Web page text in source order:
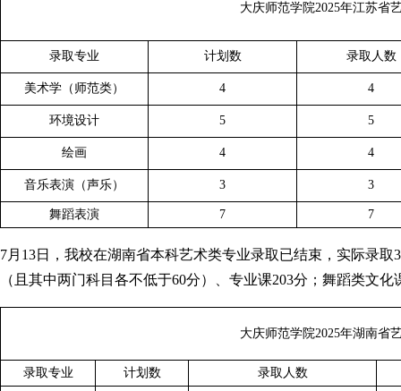
大庆师范学院2025年江苏省
录取专业 计划数 录取人数
美术学（师范类） 4 4
环境设计 5 5
绘画 4 4
音乐表演（声乐） 3 3
舞蹈表演 7 7
7月13日，我校在湖南省本科艺术类专业录取已结束，实际录
（且其中两门科目各不低于60分）、专业课203分；舞蹈类文
大庆师范学院2025年湖南省
录取专业 计划数
录取人数